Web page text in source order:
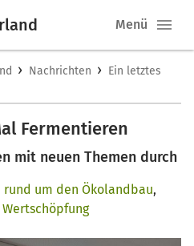
Menü
› Nachrichten › Ein letztes
Fermentieren
mit neuen Themen durch
rund um den Ökolandbau,